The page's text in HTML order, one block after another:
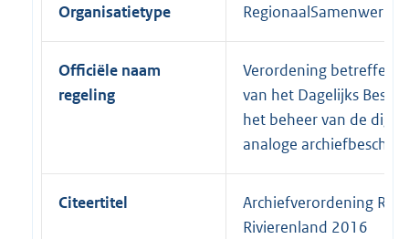
Organisatietype
Officiële naam
regeling
Verordening
van het Dagelijks
het beheer van de
analoge
Citeertitel
Archiefverordening
Rivierenland 2016